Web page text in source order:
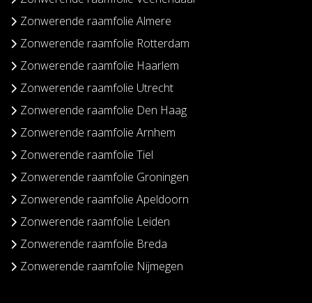
Zonwerende raamfolie Almere
Zonwerende raamfolie Rotterdam
Zonwerende raamfolie Haarlem
Zonwerende raamfolie Utrecht
Zonwerende raamfolie Den Haag
Zonwerende raamfolie Arnhem
Zonwerende raamfolie Tiel
Zonwerende raamfolie Groningen
Zonwerende raamfolie Apeldoorn
Zonwerende raamfolie Leiden
Zonwerende raamfolie Breda
Zonwerende raamfolie Nijmegen